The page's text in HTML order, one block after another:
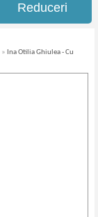
Reduceri
» Ina Otilia Ghiulea - Cu